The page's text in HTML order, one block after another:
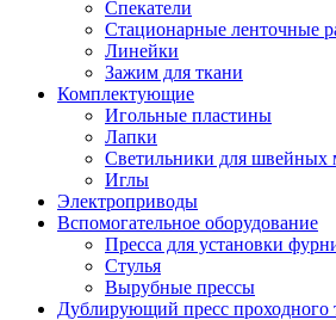
Спекатели
Стационарные ленточные
Линейки
Зажим для ткани
Комплектующие
Игольные пластины
Лапки
Светильники для швейных
Иглы
Электроприводы
Вспомогательное оборудование
Пресса для установки
Стулья
Вырубные прессы
Дублирующий пресс проходного